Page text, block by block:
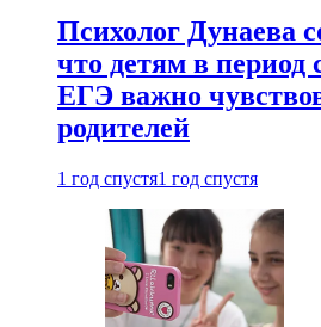
Психолог Дунаева
что детям в период
ЕГЭ важно
родителей
1 год спустя1 год спустя